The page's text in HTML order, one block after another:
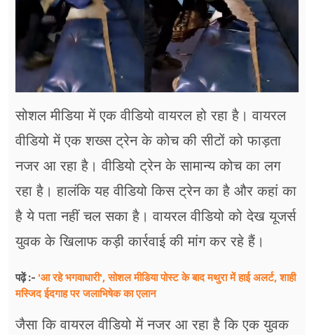
जॉब्स
अन्य खबरें
सोशल मीडिया में एक वीडियो वायरल हो रहा है। वायरल
वीडियो में एक शख्स ट्रेन के कोच की सीटों को फाड़ता
नजर आ रहा है। वीडियो ट्रेन के सामान्य कोच का लग
रहा है। हालंकि यह वीडियो किस ट्रेन का है और कहां का
है ये पता नहीं चल सका है। वायरल वीडियो को देख यूजर्स
युवक के खिलाफ कड़ी कार्रवाई की मांग कर रहे हैं।
पढ़ें :- 'आ रहे भगवाधारी', सोशल मीडिया पोस्ट के बाद मथुरा में हाई अलर्ट, शाही
मस्जिद ईदगाह पर जलाभिषेक का एलान
जैसा कि वायरल वीडियो में नजर आ रहा है कि एक युवक